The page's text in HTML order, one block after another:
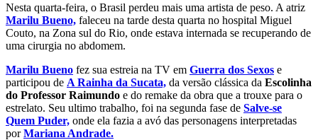
Nesta quarta-feira, o Brasil perdeu mais uma artista de peso. A atriz
Marilu Bueno, faleceu na tarde desta quarta no hospital Miguel
Couto, na Zona sul do Rio, onde estava internada se recuperando de
uma cirurgia no abdomem.
Marilu Bueno fez sua estreia na TV em Guerra dos Sexos e
participou de A Rainha da Sucata, da versão clássica da Escolinha
do Professor Raimundo e do remake da obra que a trouxe para o
estrelato. Seu ultimo trabalho, foi na segunda fase de Salve-se
Quem Puder, onde ela fazia a avó das personagens interpretadas
porMariana Andrade.